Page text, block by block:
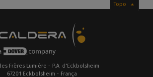
Topo
Frères Lumière - P.A. d'Eckbolsheim
67201 Eckbolsheim - França